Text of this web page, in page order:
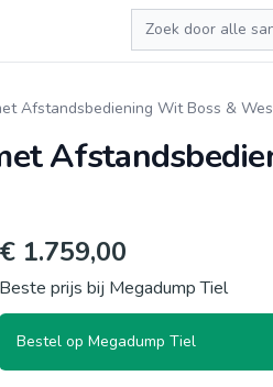
Zoeken
Afstandsbediening Wit Boss &
€ 1.759,00
Beste prijs bij Megadump Tiel
Bestel op Megadump Tiel